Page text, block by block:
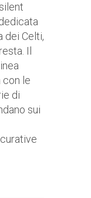
dei Celti,
Il
con le
di
sui